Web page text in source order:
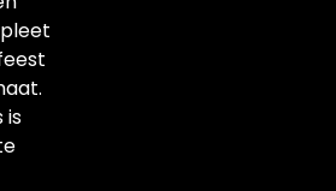
is